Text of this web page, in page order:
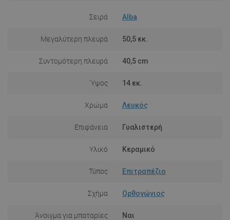
Σειρά Alba
Μεγαλύτερη πλευρά 50,5 εκ.
Συντομότερη πλευρά 40,5 cm
Ύψος 14 εκ.
Χρώμα Λευκός
Επιφάνεια Γυαλιστερή
Υλικό Κεραμικό
Τύπος Επιτραπέζιο
Σχήμα Ορθογώνιος
Άνοιγμα για μπαταρίες Ναι